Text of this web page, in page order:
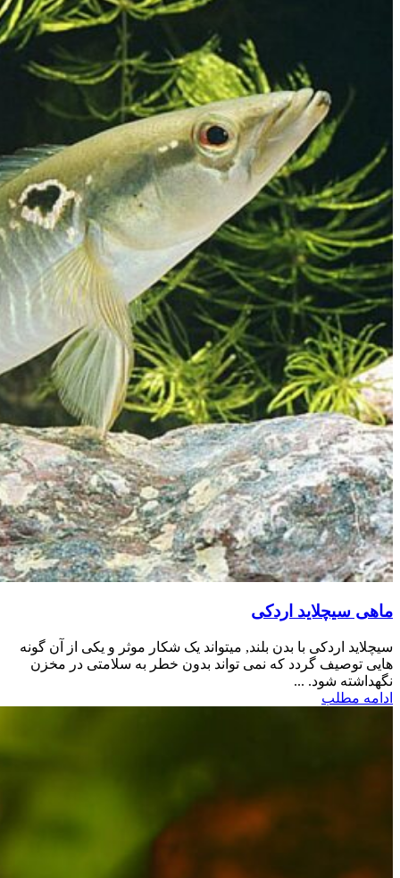
ماهی سیچلاید اردکی
سیچلاید اردکی با بدن بلند, میتواند یک شکار موثر و یکی از آن گونه
هایی توصیف گردد که نمی تواند بدون خطر به سلامتی در مخزن
نگهداشته شود. ...
ادامه مطلب